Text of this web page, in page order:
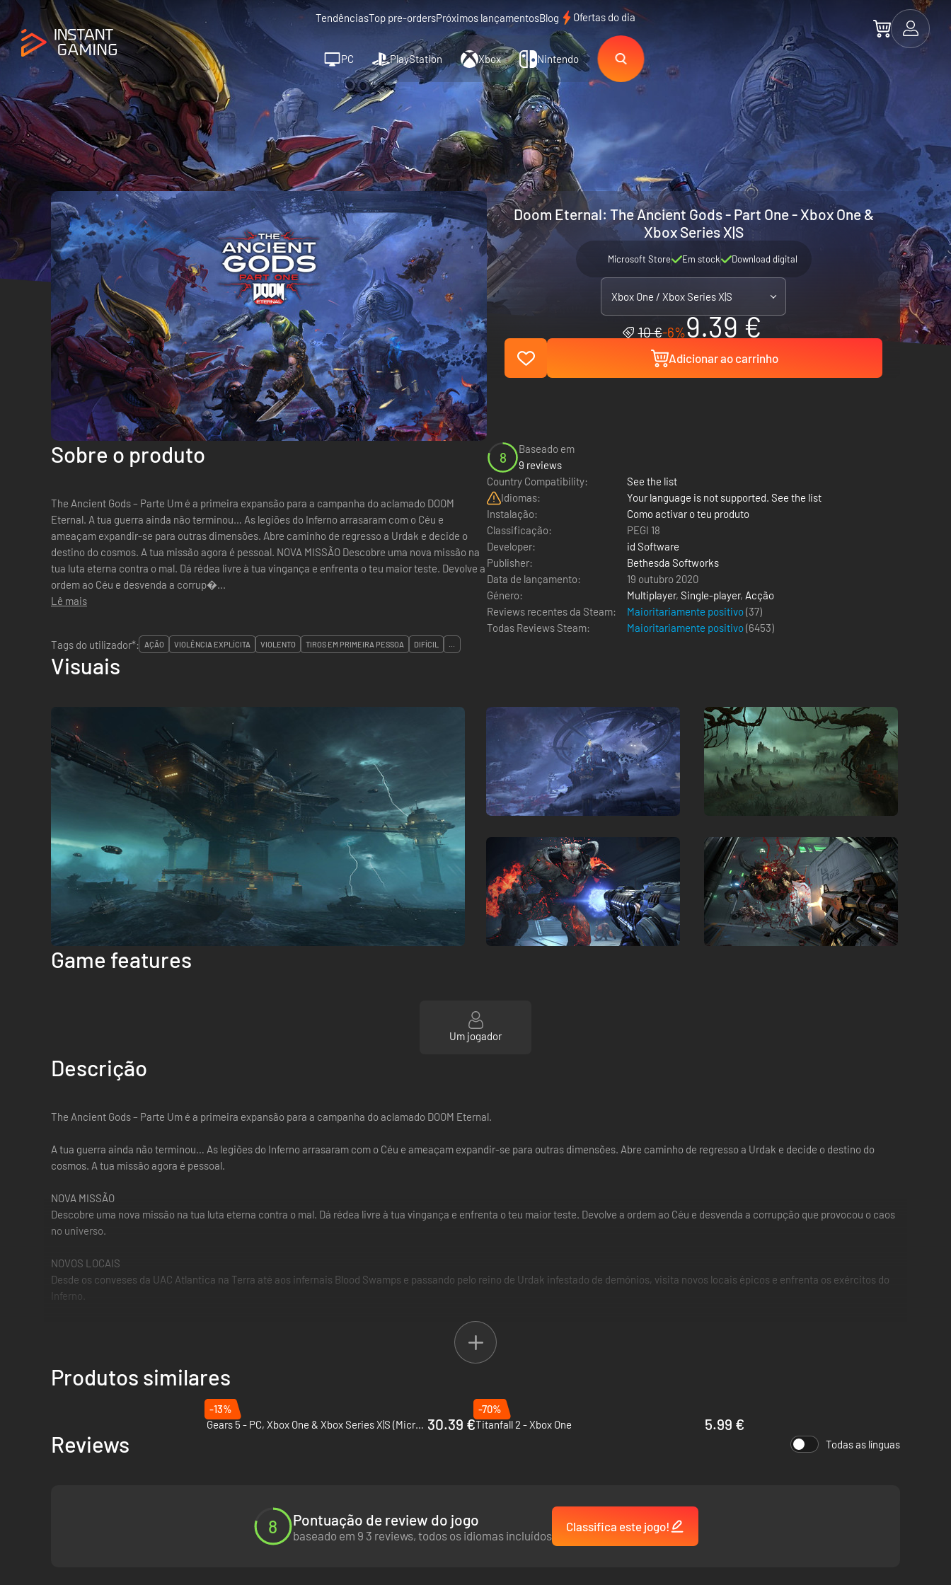
TendênciasTop pre-ordersPróximos lançamentosBlog Ofertas do dia
PC PlayStation Xbox Nintendo
Doom Eternal: The Ancient Gods - Part One - Xbox One &
Xbox Series X|S
Microsoft Store Em stock Download digital
Xbox One / Xbox Series X|S
10 €-6%9.39 €
Adicionar ao carrinho
Sobre o produto
The Ancient Gods – Parte Um é a primeira expansão para a campanha do aclamado DOOM
Eternal. A tua guerra ainda não terminou… As legiões do Inferno arrasaram com o Céu e
ameaçam expandir-se para outras dimensões. Abre caminho de regresso a Urdak e decide o
destino do cosmos. A tua missão agora é pessoal. NOVA MISSÃO Descobre uma nova missão na
tua luta eterna contra o mal. Dá rédea livre à tua vingança e enfrenta o teu maior teste. Devolve a
ordem ao Céu e desvenda a corrup�...
Lê mais
8
Baseado em
9 reviews
Country Compatibility:
See the list
Idiomas:
Your language is not supported. See the list
Instalação:
Como activar o teu produto
Classificação:
PEGI 18
Developer:
id Software
Publisher:
Bethesda Softworks
Data de lançamento:
19 outubro 2020
Género:
Multiplayer, Single-player, Acção
Reviews recentes da Steam:
Maioritariamente positivo(37)
Todas Reviews Steam:
Maioritariamente positivo(6453)
Tags do utilizador*:
AÇÃO VIOLÊNCIA EXPLÍCITA VIOLENTO TIROS EM PRIMEIRA PESSOA DIFÍCIL ...
Visuais
Game features
Um jogador
Descrição
The Ancient Gods – Parte Um é a primeira expansão para a campanha do aclamado DOOM Eternal.
A tua guerra ainda não terminou… As legiões do Inferno arrasaram com o Céu e ameaçam expandir-se para outras dimensões. Abre caminho de regresso a Urdak e decide o destino do
cosmos. A tua missão agora é pessoal.
NOVA MISSÃO
Descobre uma nova missão na tua luta eterna contra o mal. Dá rédea livre à tua vingança e enfrenta o teu maior teste. Devolve a ordem ao Céu e desvenda a corrupção que provocou o caos
no universo.
NOVOS LOCAIS
Desde os conveses da UAC Atlantica na Terra até aos infernais Blood Swamps e passando pelo reino de Urdak infestado de demónios, visita novos locais épicos e enfrenta os exércitos do
Inferno.
Altera as tuas táticas enquanto enfrentas novas ameaças como o Spirit, um inimigo etéreo que dá bónus aos outros demónios, e o mortífero Blood Maykr.
Produtos similares
-13%
Gears 5 - PC, Xbox One & Xbox Series X|S (Microsoft Store) 30.39 €
-70%
Titanfall 2 - Xbox One
5.99 €
Reviews Todas as línguas
8 Pontuação de review do jogo
baseado em 9 3 reviews, todos os idiomas incluídos
Classifica este jogo!